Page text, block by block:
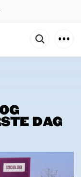
DAG